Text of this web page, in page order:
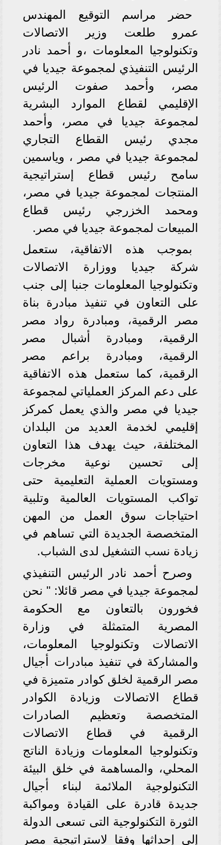
حضر مراسم التوقيع المهندس
عمرو طلعت وزير الاتصالات
وتكنولوجيا المعلومات ،و أحمد نادر
الرئيس التنفيذي لمجموعة جيديا في
مصر، وأحمد صفوت الرئيس
الإقليمي لقطاع الموارد البشرية
لمجموعة جيديا في مصر، وأحمد
مجدي رئيس القطاع التجاري
لمجموعة جيديا في مصر ، وياسمين
سامح رئيس قطاع إستراتيجية
المنتجات لمجموعة جيديا في مصر،
ومحمد الخزرجي رئيس قطاع
المبيعات لمجموعة جيديا في مصر.
بموجب هذه الاتفاقية، ستعمل
شركة جيديا ووزارة الاتصالات
وتكنولوجيا المعلومات جنبا إلى جنب
على التعاون في تنفيذ مبادرة بناة
مصر الرقمية، ومبادرة رواد مصر
الرقمية، ومبادرة أشبال مصر
الرقمية، ومبادرة براعم مصر
الرقمية، كما ستعمل هذه الاتفاقية
على دعم المركز العملياتي لمجموعة
جيديا في مصر والذي يعمل كمركز
إقليمي لخدمة العديد من البلدان
المختلفة، حيث يهدف هذا التعاون
إلى تحسين نوعية مخرجات
ومستويات العملية التعليمية حتى
تواكب المستويات العالمية وتلبية
احتياجات سوق العمل من المهن
المتخصصة الجديدة التي تساهم في
زيادة نسب التشغيل لدى الشباب.
وصرح أحمد نادر الرئيس التنفيذي
لمجموعة جيديا في مصر قائلا: " نحن
فخورون بالتعاون مع الحكومة
المصرية المتمثلة في وزارة
الاتصالات وتكنولوجيا المعلومات،
والمشاركة في تنفيذ مبادرات أجيال
مصر الرقمية لخلق كوادر متميزة في
قطاع الاتصالات وزيادة الكوادر
المتخصصة وتعظيم الصادرات
الرقمية في قطاع الاتصالات
وتكنولوجيا المعلومات وزيادة الناتج
المحلي، والمساهمة في خلق البيئة
التكنولوجية الملائمة لبناء أجيال
جديدة قادرة على القيادة ومواكبة
الثورة التكنولوجية التى تسعى الدولة
إلى إحداثها وفقا لاستراتيجية مصر